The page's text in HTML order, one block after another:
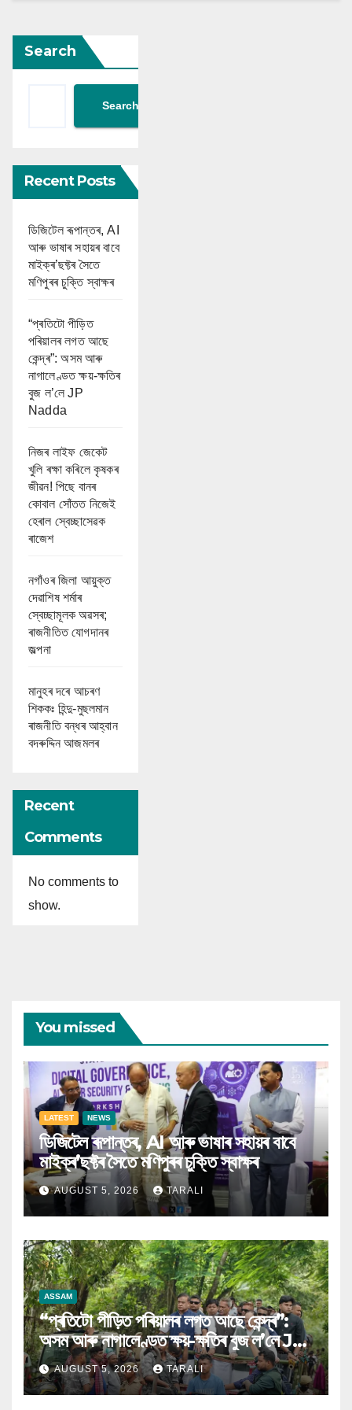
Search
Search
Recent Posts
ডিজিটেল ৰূপান্তৰ, AI
আৰু ভাষাৰ সহায়ৰ বাবে
মাইক্ৰ’ছফ্টৰ সৈতে
মণিপুৰৰ চুক্তি স্বাক্ষৰ
“প্ৰতিটো পীড়িত
পৰিয়ালৰ লগত আছে
কেন্দ্ৰ”: অসম আৰু
নাগালেণ্ডত ক্ষয়-ক্ষতিৰ
বুজ ল’লে JP
Nadda
নিজৰ লাইফ জেকেট
খুলি ৰক্ষা কৰিলে কৃষকৰ
জীৱন! পিছে বানৰ
কোবাল সোঁতত নিজেই
হেৰাল স্বেচ্ছাসেৱক
ৰাজেশ
নগাঁওৰ জিলা আয়ুক্ত
দেৱাশিষ শৰ্মাৰ
স্বেচ্ছামূলক অৱসৰ;
ৰাজনীতিত যোগদানৰ
জল্পনা
মানুহৰ দৰে আচৰণ
শিককঃ হিন্দু-মুছলমান
ৰাজনীতি বন্ধৰ আহ্বান
বদৰুদ্দিন আজমলৰ
Recent
Comments
No comments to
show.
You missed
LATEST NEWS
ডিজিটেল ৰূপান্তৰ, AI আৰু ভাষাৰ সহায়ৰ বাবে
মাইক্ৰ’ছফ্টৰ সৈতে মণিপুৰৰ চুক্তি স্বাক্ষৰ
AUGUST 5, 2026 TARALI
ASSAM
“প্ৰতিটো পীড়িত পৰিয়ালৰ লগত আছে কেন্দ্ৰ”:
অসম আৰু নাগালেণ্ডত ক্ষয়-ক্ষতিৰ বুজ ল’লে JP
Nadda
AUGUST 5, 2026 TARALI